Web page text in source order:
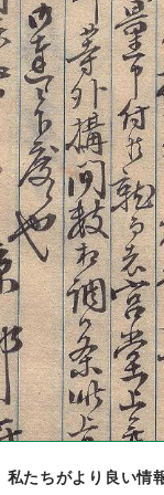
私たちがより良い情